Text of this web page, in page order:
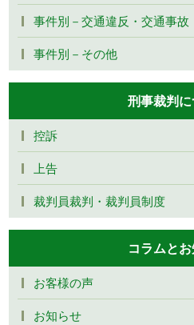
事件別－交通違反・交通事故
事件別－その他
刑事裁判
控訴
上告
裁判員裁判・裁判員制度
コラムと
お客様の声
お知らせ